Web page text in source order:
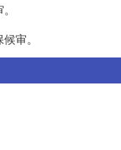
审。